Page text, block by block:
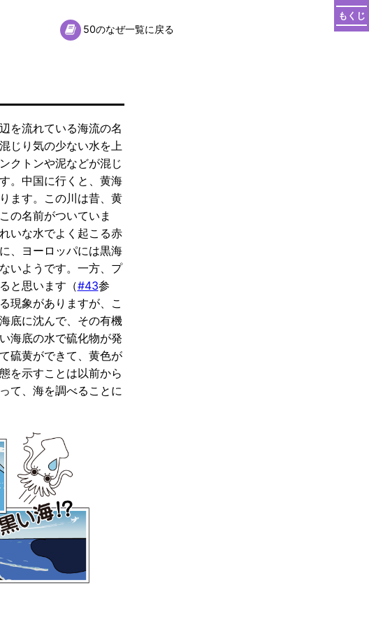
もくじ
50のなぜ一覧に戻る
を流れている海流の名
じり気の少ない水を上
クトンや泥などが混じ
。中国に行くと、黄海
ます。この川は昔、黄
の名前がついていま
いな水でよく起こる赤
、ヨーロッパには黒海
いようです。一方、プ
と思います（#43参
現象がありますが、こ
底に沈んで、その有機
海底の水で硫化物が発
硫黄ができて、黄色が
を示すことは以前から
て、海を調べることに